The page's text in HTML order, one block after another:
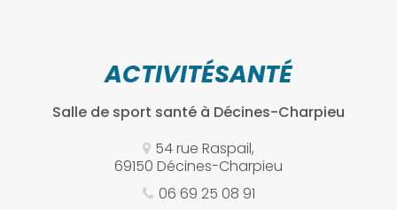
ACTIVITÉSANTÉ
Salle de sport santé à Décines-Charpieu
54 rue Raspail,
69150 Décines-Charpieu
06 69 25 08 91